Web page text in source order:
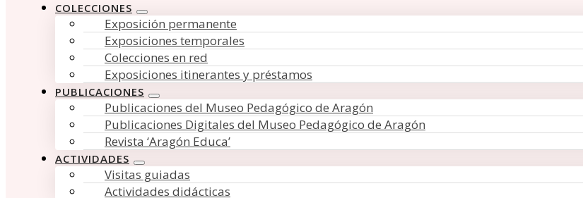
COLECCIONES
Exposición permanente
Exposiciones temporales
Colecciones en red
Exposiciones itinerantes y préstamos
PUBLICACIONES
Publicaciones del Museo Pedagógico de Aragón
Publicaciones Digitales del Museo Pedagógico de Aragón
Revista ‘Aragón Educa’
ACTIVIDADES
Visitas guiadas
Actividades didácticas